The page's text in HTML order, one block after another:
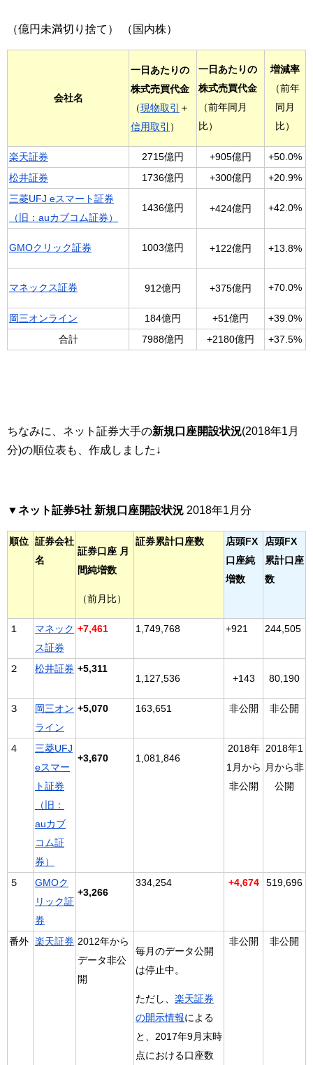
（億円未満切り捨て） （国内株）
会社名
一日あたりの
株式売買代金
（現物取引
＋
信用取引 ）
一日あたりの
株式売買代金
（前年同月
比）
増減率
（前年
同月
比）
楽天証券 2715億円 +905億円
+50.0%
松井証券
1736億円 +300億円
+20.9%
三菱UFJ eスマート証券
（旧：auカブコム証券）
1436億円 +424億円 +42.0%
GMOクリック証券 1003億円 +122億円 +13.8%
マネックス証券 912億円 +375億円 +70.0%
岡三オンライン 184億円 +51億円
+39.0%
合計
7988億円 +2180億円 +37.5%
ちなみに、ネット証券大手の新規口座開設状況(2018年1月
分)の順位表も、作成しました↓
▼ネット証券5社 新規口座開設状況 2018年1月分
順位 証券会社
名
証券口座 月
間純増数
（前月比）
証券累計口座数
店頭FX
口座純
増数
店頭FX
累計口座
数
１
マネック
ス証券
+7,461 1,749,768 +921 244,505
２ 松井証券 +5,311
1,127,536
+143 80,190
３
岡三オン
ライン
+5,070 163,651 非公開 非公開
４
三菱UFJ
eスマー
ト証券
（旧：
auカブ
コム証
券）
+3,670 1,081,846
2018年
1月から
非公開
2018年1
月から非
公開
５
GMOク
リック証
券
+3,266
334,254 +4,674 519,696
番外 楽天証券 2012年から
データ非公
開
毎月のデータ公開
は停止中。
ただし、 楽天証券
の開示情報による
と、2017年9月末時
点における口座数
非公開 非公開